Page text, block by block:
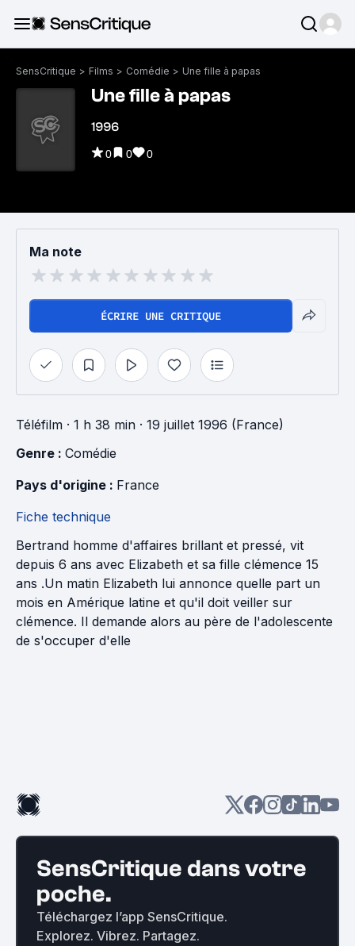
SensCritique > Films > Comédie > Une fille à papas
Une fille à papas
1996
0 0 0
Ma note
ÉCRIRE UNE CRITIQUE
Téléfilm · 1 h 38 min · 19 juillet 1996 (France)
Genre : Comédie
Pays d'origine : France
Fiche technique
Bertrand homme d'affaires brillant et pressé, vit
depuis 6 ans avec Elizabeth et sa fille clémence 15
ans .Un matin Elizabeth lui annonce quelle part un
mois en Amérique latine et qu'il doit veiller sur
clémence. Il demande alors au père de l'adolescente
de s'occuper d'elle
SensCritique dans votre
poche.
Téléchargez l’app SensCritique.
Explorez. Vibrez. Partagez.